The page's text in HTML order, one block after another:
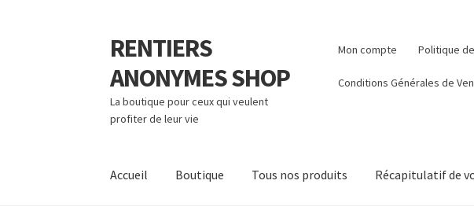
Aller
à
la
navigation
Aller
au
contenu
RENTIERS
ANONYMES SHOP
La boutique pour ceux qui veulent
profiter de leur vie
Mon compte Politique
Conditions Générales de
Accueil Boutique Tous nos produits Récapitulatif de